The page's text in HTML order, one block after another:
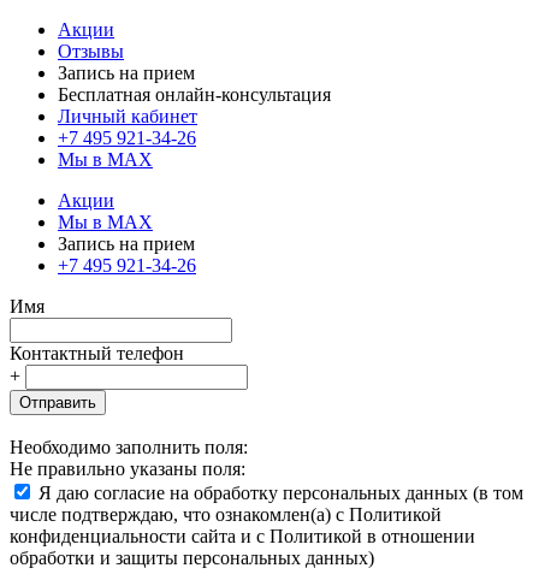
Акции
Отзывы
Запись на прием
Бесплатная онлайн-консультация
Личный кабинет
+7 495 921-34-26
Мы в MAX
Акции
Мы в MAX
Запись на прием
+7 495 921-34-26
Имя
Контактный телефон
+
Отправить
Необходимо заполнить поля:
Не правильно указаны поля:
Я даю согласие на обработку персональных данных (в том
числе подтверждаю, что ознакомлен(а) с Политикой
конфиденциальности сайта и с Политикой в отношении
обработки и защиты персональных данных)